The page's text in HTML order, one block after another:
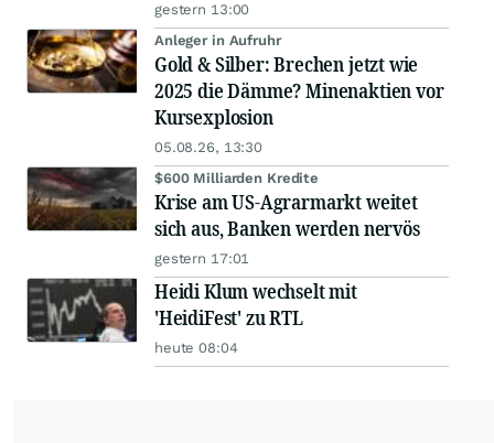
gestern 13:00
Anleger in Aufruhr
Gold & Silber: Brechen jetzt wie
2025 die Dämme? Minenaktien vor
Kursexplosion
05.08.26, 13:30
$600 Milliarden Kredite
Krise am US-Agrarmarkt weitet
sich aus, Banken werden nervös
gestern 17:01
Heidi Klum wechselt mit
'HeidiFest' zu RTL
heute 08:04